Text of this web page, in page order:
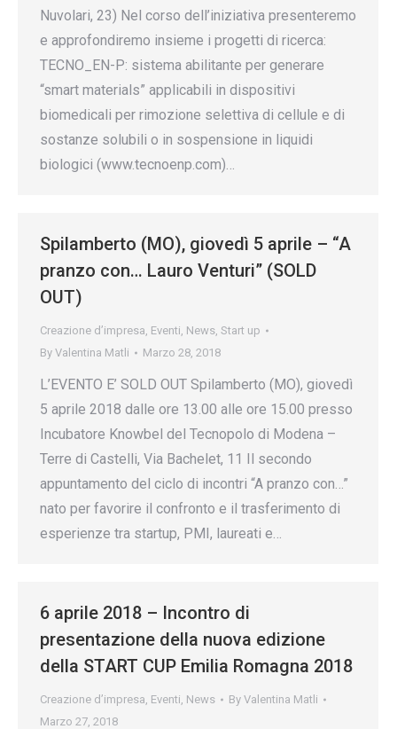
Nuvolari, 23) Nel corso dell’iniziativa presenteremo
e approfondiremo insieme i progetti di ricerca:
TECNO_EN-P: sistema abilitante per generare
“smart materials” applicabili in dispositivi
biomedicali per rimozione selettiva di cellule e di
sostanze solubili o in sospensione in liquidi
biologici (www.tecnoenp.com)…
Spilamberto (MO), giovedì 5 aprile – “A
pranzo con… Lauro Venturi” (SOLD
OUT)
Creazione d’impresa, Eventi, News, Start up
By Valentina Matli Marzo 28, 2018
L’EVENTO E’ SOLD OUT Spilamberto (MO), giovedì
5 aprile 2018 dalle ore 13.00 alle ore 15.00 presso
Incubatore Knowbel del Tecnopolo di Modena –
Terre di Castelli, Via Bachelet, 11 Il secondo
appuntamento del ciclo di incontri “A pranzo con…”
nato per favorire il confronto e il trasferimento di
esperienze tra startup, PMI, laureati e…
6 aprile 2018 – Incontro di
presentazione della nuova edizione
della START CUP Emilia Romagna 2018
Creazione d’impresa, Eventi, News By Valentina Matli
Marzo 27, 2018